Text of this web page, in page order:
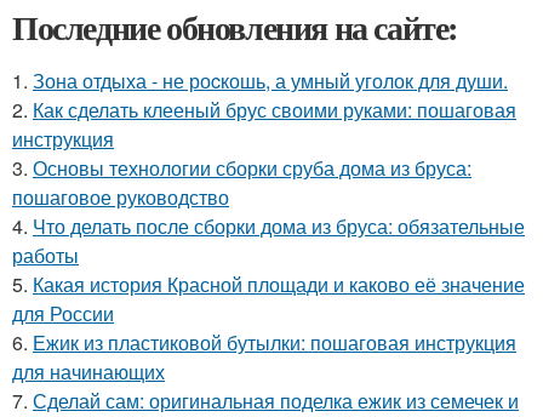
Последние обновления на сайте:
1. Зона отдыха - не роcкошь, а умный уголок для души.
2. Как сделать клееный брус своими руками: пошаговая
инструкция
3. Основы технологии сборки сруба дома из бруса:
пошаговое руководство
4. Что делать после сборки дома из бруса: обязательные
работы
5. Какая история Красной площади и каково её значение
для России
6. Ежик из пластиковой бутылки: пошаговая инструкция
для начинающих
7. Сделай сам: оригинальная поделка ежик из семечек и